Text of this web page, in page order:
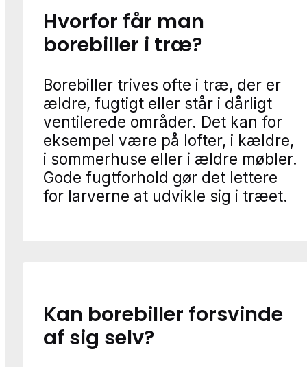
Hvorfor får man
borebiller i træ?
Borebiller trives ofte i træ, der er
ældre, fugtigt eller står i dårligt
ventilerede områder. Det kan for
eksempel være på lofter, i kældre,
i sommerhuse eller i ældre møbler.
Gode fugtforhold gør det lettere
for larverne at udvikle sig i træet.
Kan borebiller forsvinde
af sig selv?